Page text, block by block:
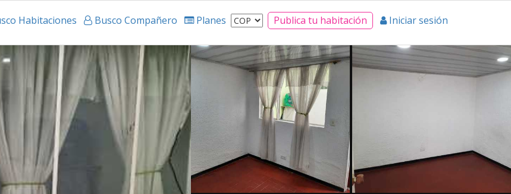
Habitaciones Busco Compañero Planes Publica tu habitación Iniciar sesión